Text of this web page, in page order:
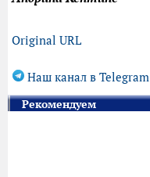
Original URL
Наш канал в Telegram
Рекомендуем